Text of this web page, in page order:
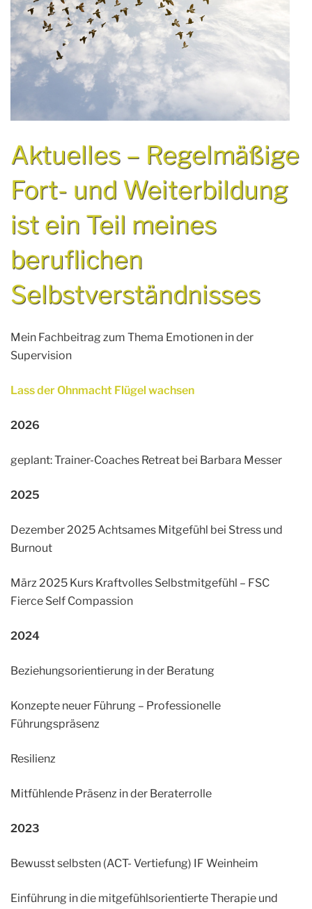
Aktuelles – Regelmäßige
Fort- und Weiterbildung
ist ein Teil meines
beruflichen
Selbstverständnisses
Mein Fachbeitrag zum Thema Emotionen in der
Supervision
Lass der Ohnmacht Flügel wachsen
2026
geplant: Trainer-Coaches Retreat bei Barbara Messer
2025
Dezember 2025 Achtsames Mitgefühl bei Stress und
Burnout
März 2025 Kurs Kraftvolles Selbstmitgefühl – FSC
Fierce Self Compassion
2024
Beziehungsorientierung in der Beratung
Konzepte neuer Führung – Professionelle
Führungspräsenz
Resilienz
Mitfühlende Präsenz in der Beraterrolle
2023
Bewusst selbsten (ACT- Vertiefung) IF Weinheim
Einführung in die mitgefühlsorientierte Therapie und